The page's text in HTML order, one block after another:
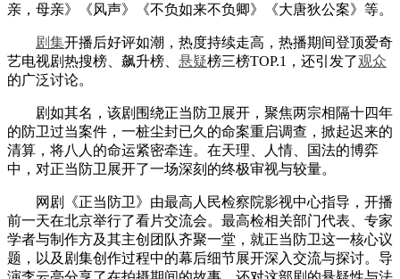
亲，母亲》《风声》《不负如来不负卿》《大唐狄公案》等。
剧集开播后好评如潮，热度持续走高，热播期间登顶爱奇
艺电视剧热搜榜、飙升榜、 悬疑榜三榜TOP.1，还引发了观众
的广泛讨论。
剧如其名，该剧围绕正当防卫展开，聚焦两宗相隔十四年
的防卫过当案件，一桩尘封已久的命案重启调查，掀起迟来的
清算，将八人的命运紧密牵连。在天理、人情、国法的博弈
中，对正当防卫展开了一场深刻的终极审视与较量。
网剧《正当防卫》由最高人民检察院影视中心指导，开播
前一天在北京举行了看片交流会。最高检相关部门代表、专家
学者与制作方及其主创团队齐聚一堂，就正当防卫这一核心议
题，以及剧集创作过程中的幕后细节展开深入交流与探讨。导